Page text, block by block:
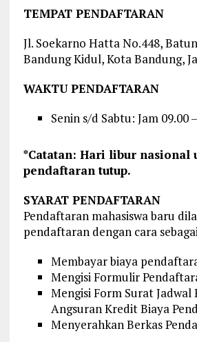
TEMPAT PENDAFTARAN
Jl. Soekarno Hatta No.448,
Bandung Kidul, Kota Bandung,
WAKTU PENDAFTARAN
Senin s/d Sabtu: Jam 09.00
*Catatan: Hari libur nasional
pendaftaran tutup.
SYARAT PENDAFTARAN
Pendaftaran mahasiswa baru
pendaftaran dengan cara
Membayar biaya
Mengisi Formulir
Mengisi Form Surat Jadwal
Angsuran Kredit Biaya
Menyerahkan Berkas